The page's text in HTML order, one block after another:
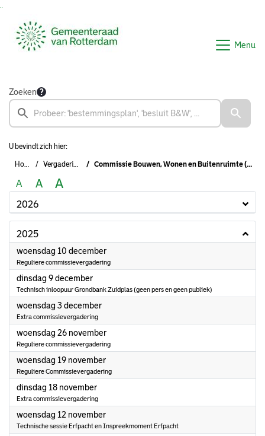
Menu
Zoeken
U bevindt zich hier:
Home Vergaderingen Commissie Bouwen, Wonen en Buitenruimte (2022-2026)
A A A
2026
2025
woensdag 10 december2025
Reguliere commissievergadering
dinsdag 9 december2025
Technisch inloopuur Grondbank Zuidplas (geen pers en geen publiek)
woensdag 3 december2025
Extra commissievergadering
woensdag 26 november2025
Reguliere commissievergadering
woensdag 19 november2025
Reguliere Commissievergadering
dinsdag 18 november2025
Extra commissievergadering
woensdag 12 november2025
Technische sessie Erfpacht en Inspreekmoment Erfpacht